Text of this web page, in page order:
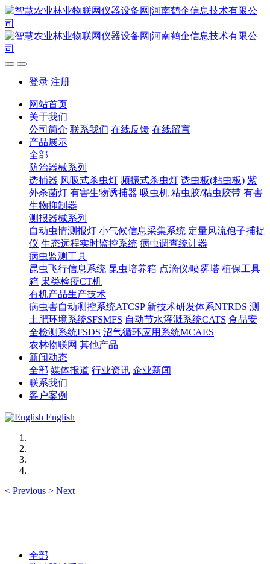
登录 注册
网站首页
关于我们
公司简介 联系我们 在线反馈 在线留言
产品展示
全部
防治器械系列
诱捕器 风吸式杀虫灯 频振式杀虫灯 诱虫板(粘虫板) 紫
外杀菌灯 有害生物诱捕器 吸虫机 粘虫胶/粘虫胶带 有害
生物抑制器
测报器械系列
自动虫情测报灯 小气候信息采集系统 定量风流孢子捕捉
仪 生态远程实时监控系统 病虫调查统计器
病虫监测工具
昆虫飞行信息系统 昆虫培养箱 点滴仪/喷雾塔 植保工具
箱 果类检疫CT机
有机产品生产技术
病虫害自动测控系统ATCSP 新技术研发体系NTRDS 测
土肥环境系统SFSMFS 自动节水灌溉系统CATS 食品安
全检测系统FSDS 沼气循环应用系统MCAES
农林物联网 其他产品
新闻动态
全部 媒体报道 行业资讯 企业新闻
联系我们
客户案例
English
< Previous > Next
全部